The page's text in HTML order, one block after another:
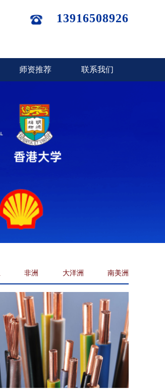
13916508926
师资推荐 联系我们
非洲 大洋洲 南美洲